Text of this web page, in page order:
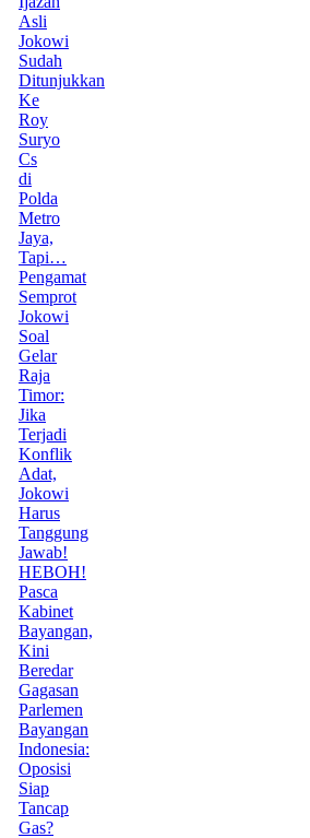
Asli
Jokowi
Sudah
Ditunjukkan
Ke
Roy
Suryo
Cs
di
Polda
Metro
Jaya,
Tapi…
Pengamat
Semprot
Jokowi
Soal
Gelar
Raja
Timor:
Jika
Terjadi
Konflik
Adat,
Jokowi
Harus
Tanggung
Jawab!
HEBOH!
Pasca
Kabinet
Bayangan,
Kini
Beredar
Gagasan
Parlemen
Bayangan
Indonesia:
Oposisi
Siap
Tancap
Gas?